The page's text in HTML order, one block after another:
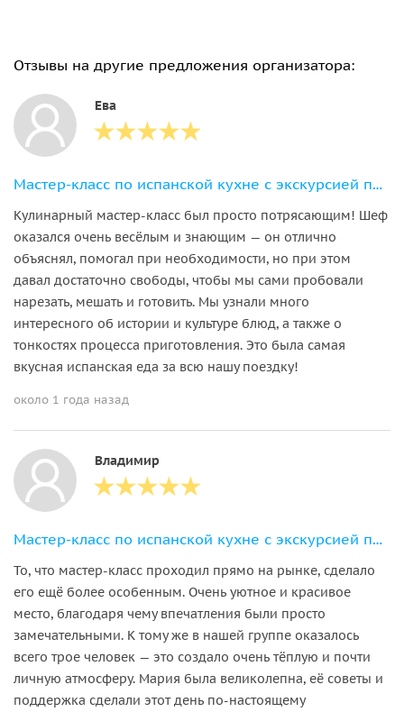
Отзывы на другие предложения организатора:
Ева
Мастер-класс по испанской кухне с экскурсией по рынку Триана
Кулинарный мастер-класс был просто потрясающим! Шеф
оказался очень весёлым и знающим — он отлично
объяснял, помогал при необходимости, но при этом
давал достаточно свободы, чтобы мы сами пробовали
нарезать, мешать и готовить. Мы узнали много
интересного об истории и культуре блюд, а также о
тонкостях процесса приготовления. Это была самая
вкусная испанская еда за всю нашу поездку!
около 1 года назад
Владимир
Мастер-класс по испанской кухне с экскурсией по рынку Триана
То, что мастер-класс проходил прямо на рынке, сделало
его ещё более особенным. Очень уютное и красивое
место, благодаря чему впечатления были просто
замечательными. К тому же в нашей группе оказалось
всего трое человек — это создало очень тёплую и почти
личную атмосферу. Мария была великолепна, её советы и
поддержка сделали этот день по-настоящему